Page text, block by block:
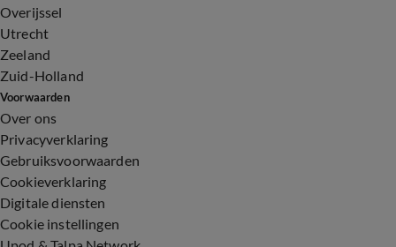
Overijssel
Utrecht
Zeeland
Zuid-Holland
Voorwaarden
Over ons
Privacyverklaring
Gebruiksvoorwaarden
Cookieverklaring
Digitale diensten
Cookie instellingen